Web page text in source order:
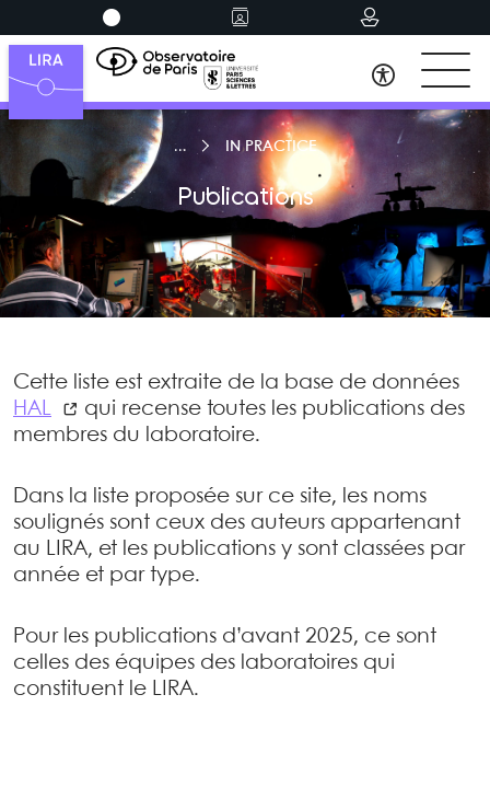
IN PRACTICE
Publications
Cette liste est extraite de la base de données
HAL
qui recense toutes les publications des
membres du laboratoire.
Dans la liste proposée sur ce site, les noms
soulignés sont ceux des auteurs appartenant
au LIRA, et les publications y sont classées par
année et par type.
Pour les publications d’avant 2025, ce sont
celles des équipes des laboratoires qui
constituent le LIRA.